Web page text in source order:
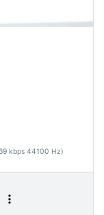
kbps 44100 Hz)